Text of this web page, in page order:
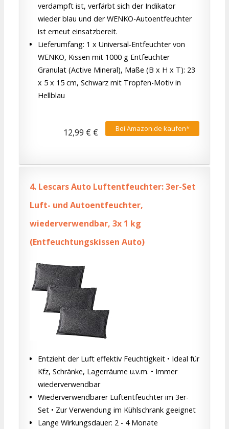
verdampft ist, verfärbt sich der Indikator
wieder blau und der WENKO-Autoentfeuchter
ist erneut einsatzbereit.
Lieferumfang: 1 x Universal-Entfeuchter von
WENKO, Kissen mit 1000 g Entfeuchter
Granulat (Active Mineral), Maße (B x H x T): 23
x 5 x 15 cm, Schwarz mit Tropfen-Motiv in
Hellblau
Bei Amazon.de kaufen*
12,99 € €
4. Lescars Auto Luftentfeuchter: 3er-Set
Luft- und Autoentfeuchter,
wiederverwendbar, 3x 1 kg
(Entfeuchtungskissen Auto)
Entzieht der Luft effektiv Feuchtigkeit • Ideal für
Kfz, Schränke, Lagerräume u.v.m. • Immer
wiederverwendbar
Wiederverwendbarer Luftentfeuchter im 3er-
Set • Zur Verwendung im Kühlschrank geeignet
Lange Wirkungsdauer: 2 - 4 Monate